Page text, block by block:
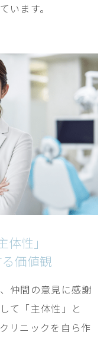
います。
体性」
価値観
仲間の意見に感謝
て「主体性」と
リニックを自ら作